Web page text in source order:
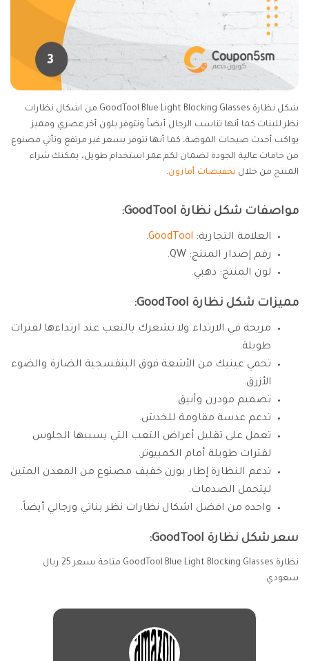
شكل نظارة GoodTool Blue Light Blocking Glasses من اشكال نظارات
نظر للبنات كما أنها تناسب الرجال أيضاً وتتوفر بلون أخر عصري ومميز
يواكب أحدث صيحات الموضة، كما أنها تتوفر بسعر غير مرتفع وتأتي مصنوع
من خامات عالية الجودة لضمان لكم عمر استخدام طويل، يمكنك شراء
المنتج من خلال تخفيضات أمازون.
مواصفات شكل نظارة GoodTool:
العلامة التجارية: GoodTool
.
رقم إصدار المنتج: QW.
لون المنتج: ذهبي.
مميزات شكل نظارة GoodTool:
مريحة في الارتداء ولا تشعرك بالتعب عند ارتداءها لفترات
طويلة.
تحمي عينيك من الأشعة فوق البنفسجية الضارة والضوء
الأزرق.
تصميم مودرن وأنيق.
تدعم عدسة مقاومة للخدش.
تعمل على تقليل أعراض التعب التي يسببها الجلوس
لفترات طويلة أمام الكمبيوتر.
تدعم النظارة إطار بوزن خفيف مصنوع من المعدن المتين
ليتحمل الصدمات.
واحده من افضل اشكال نظارات نظر بناتي ورجالي أيضاً.
سعر شكل نظارة GoodTool:
نظارة GoodTool Blue Light Blocking Glasses متاحة بسعر 25 ريال
سعودي.